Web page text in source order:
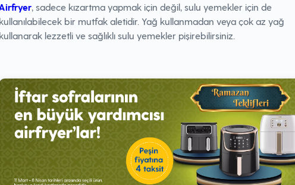
, sadece kızartma yapmak için değil, sulu yemekler için de
kullanılabilecek bir mutfak aletidir. Yağ kullanmadan veya çok az yağ
kullanarak lezzetli ve sağlıklı sulu yemekler pişirebilirsiniz.